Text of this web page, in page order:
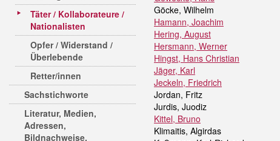
Täter / Kollaborateure /
Nationalisten
Opfer / Widerstand /
Überlebende
Retter/innen
Sachstichworte
Literatur, Medien,
Adressen,
Bildnachweise,
Göcke, Wilhelm
Hamann, Joachim
Hering, August
Hersmann, Werner
Hingst, Hans Christian
Jäger, Karl
Jeckeln, Friedrich
Jordan, Fritz
Jurdis, Juodiz
Kittel, Bruno
Klimaitis, Algirdas